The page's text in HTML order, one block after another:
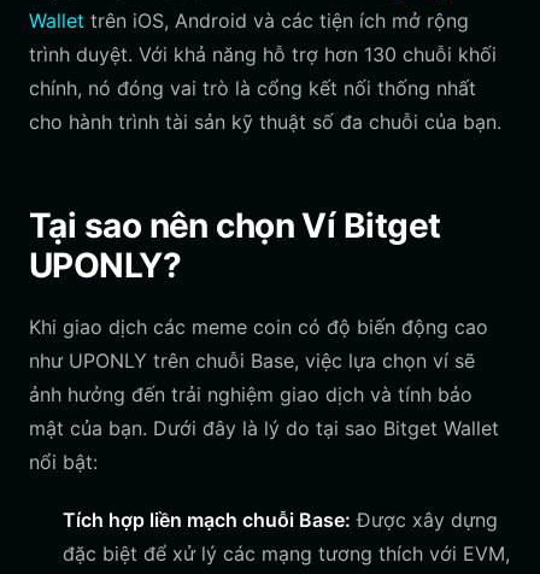
Wallet trên iOS, Android và các tiện ích mở rộng
trình duyệt. Với khả năng hỗ trợ hơn 130 chuỗi khối
chính, nó đóng vai trò là cổng kết nối thống nhất
cho hành trình tài sản kỹ thuật số đa chuỗi của bạn.
Tại sao nên chọn Ví Bitget
UPONLY?
Khi giao dịch các meme coin có độ biến động cao
như UPONLY trên chuỗi Base, việc lựa chọn ví sẽ
ảnh hưởng đến trải nghiệm giao dịch và tính bảo
mật của bạn. Dưới đây là lý do tại sao Bitget Wallet
nổi bật:
Tích hợp liền mạch chuỗi Base: Được xây dựng
đặc biệt để xử lý các mạng tương thích với EVM,